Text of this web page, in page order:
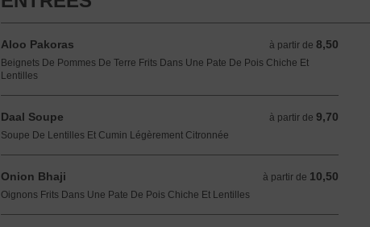
Aloo Pakoras à partir de 8,50
à partir de 8,50 EUR
Beignets De Pommes De Terre Frits Dans Une Pate De Pois Chiche Et
Lentilles
Daal Soupe à partir de 9,70
à partir de 9,70 EUR
Soupe De Lentilles Et Cumin Légèrement Citronnée
Onion Bhaji à partir de 10,50
à partir de 10,50 EUR
Oignons Frits Dans Une Pate De Pois Chiche Et Lentilles